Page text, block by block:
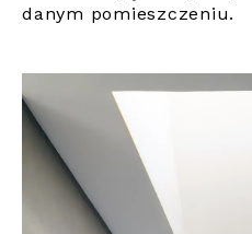
danym pomieszczeniu.